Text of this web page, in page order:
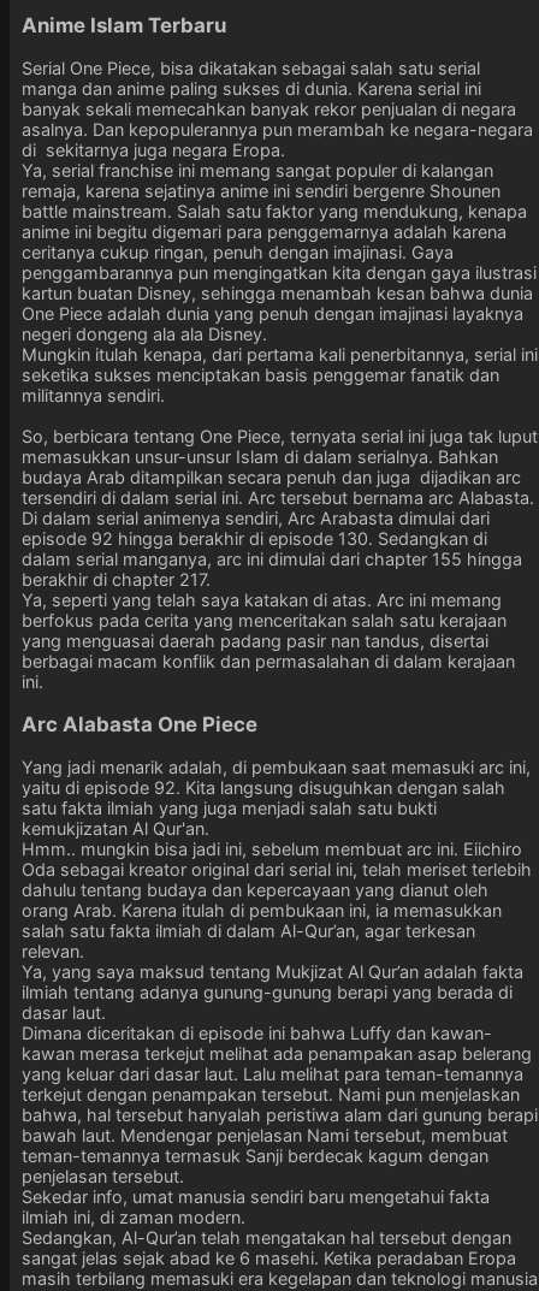
Anime Islam Terbaru
Serial One Piece, bisa dikatakan sebagai salah satu serial
manga dan anime paling sukses di dunia. Karena serial ini
banyak sekali memecahkan banyak rekor penjualan di negara
asalnya. Dan kepopulerannya pun merambah ke negara-negara
di sekitarnya juga negara Eropa.
Ya, serial franchise ini memang sangat populer di kalangan
remaja, karena sejatinya anime ini sendiri bergenre Shounen
battle mainstream. Salah satu faktor yang mendukung, kenapa
anime ini begitu digemari para penggemarnya adalah karena
ceritanya cukup ringan, penuh dengan imajinasi. Gaya
penggambarannya pun mengingatkan kita dengan gaya ilustrasi
kartun buatan Disney, sehingga menambah kesan bahwa dunia
One Piece adalah dunia yang penuh dengan imajinasi layaknya
negeri dongeng ala ala Disney.
Mungkin itulah kenapa, dari pertama kali penerbitannya, serial ini
seketika sukses menciptakan basis penggemar fanatik dan
militannya sendiri.
So, berbicara tentang One Piece, ternyata serial ini juga tak luput
memasukkan unsur-unsur Islam di dalam serialnya. Bahkan
budaya Arab ditampilkan secara penuh dan juga dijadikan arc
tersendiri di dalam serial ini. Arc tersebut bernama arc Alabasta.
Di dalam serial animenya sendiri, Arc Arabasta dimulai dari
episode 92 hingga berakhir di episode 130. Sedangkan di
dalam serial manganya, arc ini dimulai dari chapter 155 hingga
berakhir di chapter 217.
Ya, seperti yang telah saya katakan di atas. Arc ini memang
berfokus pada cerita yang menceritakan salah satu kerajaan
yang menguasai daerah padang pasir nan tandus, disertai
berbagai macam konflik dan permasalahan di dalam kerajaan
ini.
Arc Alabasta One Piece
Yang jadi menarik adalah, di pembukaan saat memasuki arc ini,
yaitu di episode 92. Kita langsung disuguhkan dengan salah
satu fakta ilmiah yang juga menjadi salah satu bukti
kemukjizatan Al Qur'an.
Hmm.. mungkin bisa jadi ini, sebelum membuat arc ini. Eiichiro
Oda sebagai kreator original dari serial ini, telah meriset terlebih
dahulu tentang budaya dan kepercayaan yang dianut oleh
orang Arab. Karena itulah di pembukaan ini, ia memasukkan
salah satu fakta ilmiah di dalam Al-Qur’an, agar terkesan
relevan.
Ya, yang saya maksud tentang Mukjizat Al Qur’an adalah fakta
ilmiah tentang adanya gunung-gunung berapi yang berada di
dasar laut.
Dimana diceritakan di episode ini bahwa Luffy dan kawan-
kawan merasa terkejut melihat ada penampakan asap belerang
yang keluar dari dasar laut. Lalu melihat para teman-temannya
terkejut dengan penampakan tersebut. Nami pun menjelaskan
bahwa, hal tersebut hanyalah peristiwa alam dari gunung berapi
bawah laut. Mendengar penjelasan Nami tersebut, membuat
teman-temannya termasuk Sanji berdecak kagum dengan
penjelasan tersebut.
Sekedar info, umat manusia sendiri baru mengetahui fakta
ilmiah ini, di zaman modern.
Sedangkan, Al-Qur’an telah mengatakan hal tersebut dengan
sangat jelas sejak abad ke 6 masehi. Ketika peradaban Eropa
masih terbilang memasuki era kegelapan dan teknologi manusia